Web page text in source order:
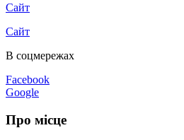
Сайт
Сайт
В соцмережах
Facebook
Google
Про місце